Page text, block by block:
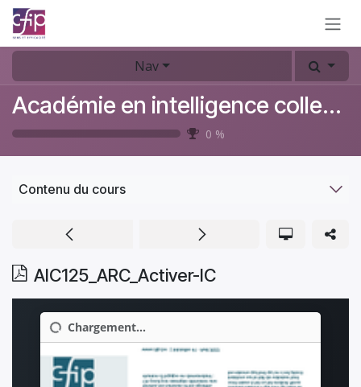
Se rendre au contenu
Nav
Académie en intelligence collective
0 %
Contenu du cours
AIC125_ARC_Activer-IC